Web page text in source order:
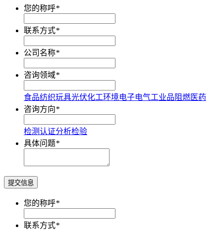
您的称呼*
联系方式*
公司名称*
咨询领域*
食品纺织玩具光伏化工环境电子电气工业品 阻燃医药
咨询方向*
检测认证分析检验
具体问题*
提交信息
您的称呼*
联系方式*